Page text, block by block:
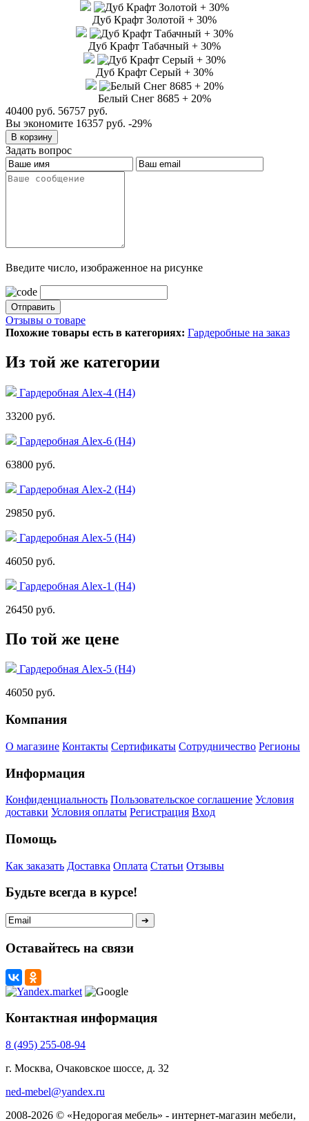
Дуб Крафт Золотой + 30%
Дуб Крафт Табачный + 30%
Дуб Крафт Серый + 30%
Белый Снег 8685 + 20%
40400 руб. 56757 руб.
Вы экономите 16357 руб. -29%
Задать вопрос
Введите число, изображенное на рисунке
Отзывы о товаре
Похожие товары есть в категориях: Гардеробные на заказ
Из той же категории
Гардеробная Alex-4 (Н4)
33200 руб.
Гардеробная Alex-6 (Н4)
63800 руб.
Гардеробная Alex-2 (Н4)
29850 руб.
Гардеробная Alex-5 (Н4)
46050 руб.
Гардеробная Alex-1 (Н4)
26450 руб.
По той же цене
Гардеробная Alex-5 (Н4)
46050 руб.
Компания
О магазине Контакты Сертификаты Сотрудничество Регионы
Информация
Конфиденциальность Пользовательское соглашение Условия
доставки Условия оплаты Регистрация Вход
Помощь
Как заказать Доставка Оплата Статьи Отзывы
Будьте всегда в курсе!
Оставайтесь на связи
Контактная информация
8 (495) 255-08-94
г. Москва, Очаковское шоссе, д. 32
ned-mebel@yandex.ru
2008-2026 © «Недорогая мебель» - интернет-магазин мебели,